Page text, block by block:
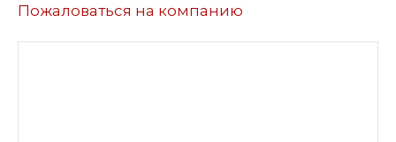
Пожаловаться на компанию